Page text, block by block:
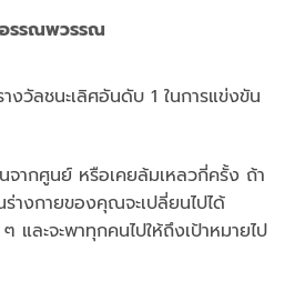
รรณพวรรณ
งวัลชนะเลิศอันดับ 1 ในการแข่งขัน
จากศูนย์ หรือเคยล้มเหลวกี่ครั้ง ถ้า
งกายของคุณจะเปลี่ยนไปได้
และจะพาทุกคนไปให้ถึงเป้าหมายไป